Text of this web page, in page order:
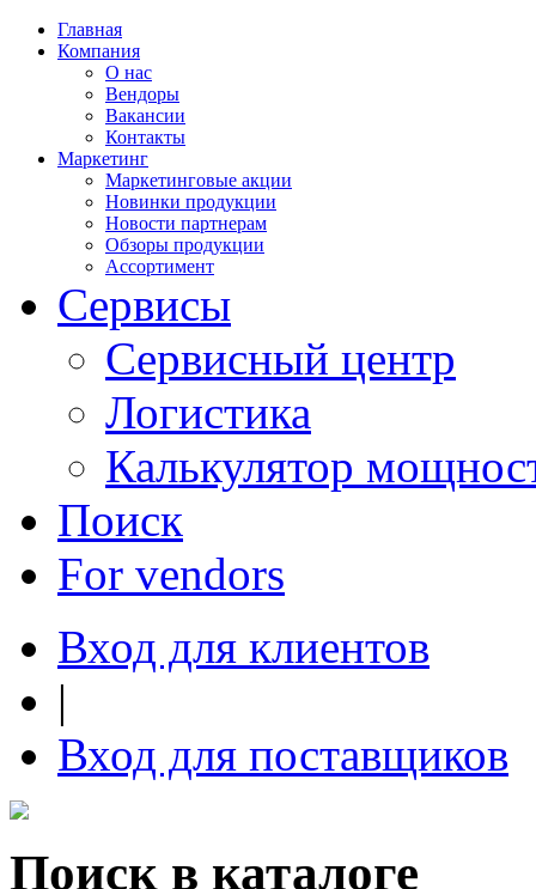
Главная
Компания
О нас
Вендоры
Вакансии
Контакты
Маркетинг
Маркетинговые акции
Новинки продукции
Новости партнерам
Обзоры продукции
Ассортимент
Сервисы
Сервисный центр
Логистика
Калькулятор
Поиск
For vendors
Вход для клиентов
|
Вход для поставщиков
Поиск в каталоге